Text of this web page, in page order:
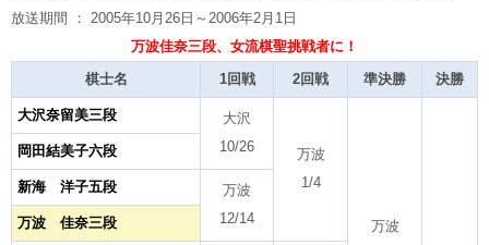
放送期間 ： 2005年10月26日～2006年2月1日
万波佳奈三段、女流棋聖挑戦者に！
棋士名
1回戦 2回戦 準決勝 決勝
大沢奈留美三段
大沢
10/26
万波
1/4
万波
岡田結美子六段
新海 洋子五段
万波
12/14
万波 佳奈三段